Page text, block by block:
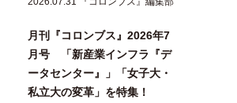
月刊『コロンブス』2026年7
月号 「新産業インフラ『デ
ータセンター』」「女子大・
私立大の変革」を特集！